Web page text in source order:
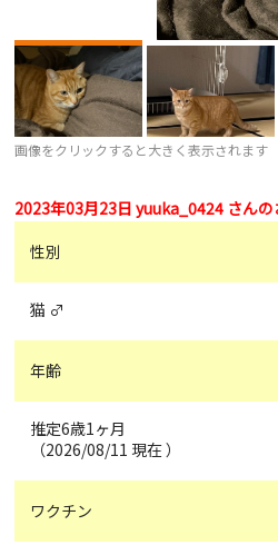
画像をクリックすると大きく表示されます
2023年03月23日 yuuka_0424 さんの
性別
猫 ♂
年齢
推定6歳1ヶ月
（2026/08/11 現在 ）
ワクチン